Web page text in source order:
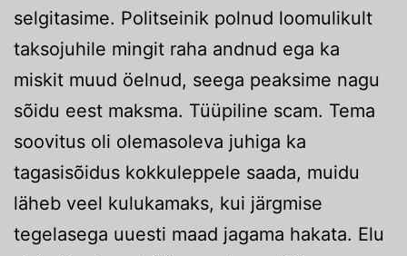
selgitasime. Politseinik polnud loomulikult
taksojuhile mingit raha andnud ega ka
miskit muud öelnud, seega peaksime nagu
sõidu eest maksma. Tüüpiline scam. Tema
soovitus oli olemasoleva juhiga ka
tagasisõidus kokkuleppele saada, muidu
läheb veel kulukamaks, kui järgmise
tegelasega uuesti maad jagama hakata. Elu